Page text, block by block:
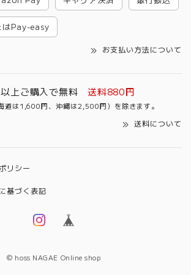
はPay-easy
お支払い方法について
上ご購入で無料 送料880円
道は1,600円、沖縄は2,500円）を除きます。
送料について
リシー
基づく表記
© hoss NAGAE Online shop